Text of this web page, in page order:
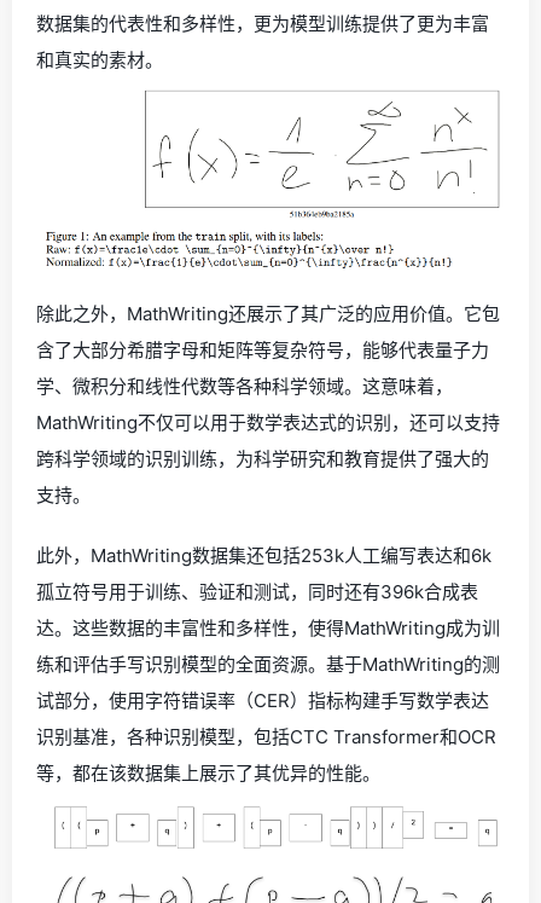
数据集的代表性和多样性，更为模型训练提供了更为丰富
和真实的素材。
除此之外，MathWriting还展示了其广泛的应用价值。它包
含了大部分希腊字母和矩阵等复杂符号，能够代表量子力
学、微积分和线性代数等各种科学领域。这意味着，
MathWriting不仅可以用于数学表达式的识别，还可以支持
跨科学领域的识别训练，为科学研究和教育提供了强大的
支持。
此外，MathWriting数据集还包括253k人工编写表达和6k
孤立符号用于训练、验证和测试，同时还有396k合成表
达。这些数据的丰富性和多样性，使得MathWriting成为训
练和评估手写识别模型的全面资源。基于MathWriting的测
试部分，使用字符错误率（CER）指标构建手写数学表达
识别基准，各种识别模型，包括CTC Transformer和OCR
等，都在该数据集上展示了其优异的性能。